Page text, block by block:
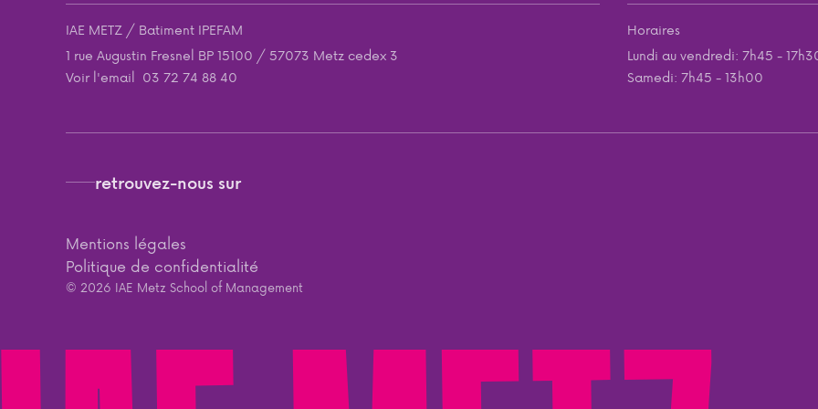
IAE METZ / Batiment IPEFAM
1 rue Augustin Fresnel BP 15100 / 57073 Metz cedex 3
Voir l'email 03 72 74 88 40
Horaires
Lundi au vendredi: 7h45 -
Samedi: 7h45 - 13h00
Mentions légales
Politique de confidentialité
retrouvez-nous sur
© 2026 IAE Metz School of Management